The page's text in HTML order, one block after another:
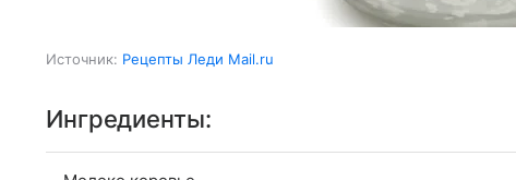
Источник: Рецепты Леди Mail.ru
Ингредиенты: